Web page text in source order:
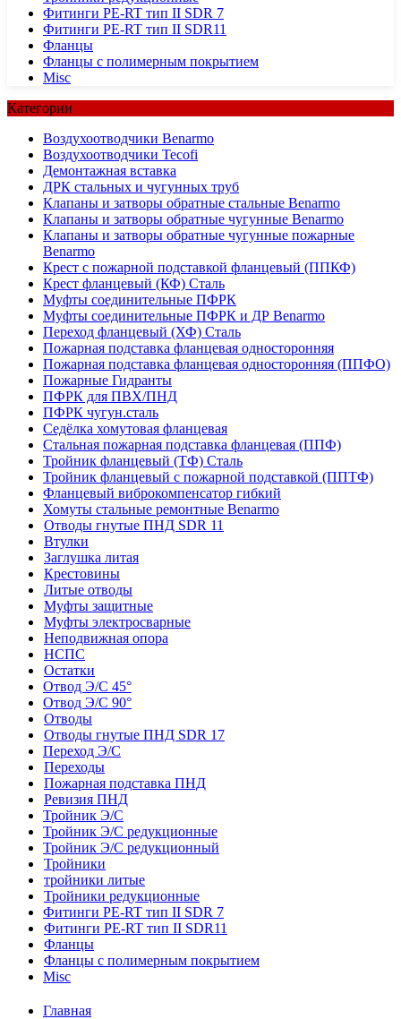
Фитинги PE-RT тип II SDR 7
Фитинги PE-RT тип II SDR11
Фланцы
Фланцы с полимерным покрытием
Misc
Категории
Воздухоотводчики Benarmo
Воздухоотводчики Tecofi
Демонтажная вставка
ДРК стальных и чугунных труб
Клапаны и затворы обратные стальные Benarmo
Клапаны и затворы обратные чугунные Benarmo
Клапаны и затворы обратные чугунные пожарные
Benarmo
Крест с пожарной подставкой фланцевый (ППКФ)
Крест фланцевый (КФ) Сталь
Муфты соединительные ПФРК
Муфты соединительные ПФРК и ДР Benarmo
Переход фланцевый (ХФ) Сталь
Пожарная подставка фланцевая односторонняя
Пожарная подставка фланцевая односторонняя (ППФО)
Пожарные Гидранты
ПФРК для ПВХ/ПНД
ПФРК чугун.сталь
Седёлка хомутовая фланцевая
Стальная пожарная подставка фланцевая (ППФ)
Тройник фланцевый (ТФ) Сталь
Тройник фланцевый с пожарной подставкой (ППТФ)
Фланцевый виброкомпенсатор гибкий
Хомуты стальные ремонтные Benarmo
Отводы гнутые ПНД SDR 11
Втулки
Заглушка литая
Крестовины
Литые отводы
Муфты защитные
Муфты электросварные
Неподвижная опора
НСПС
Остатки
Отвод Э/С 45°
Отвод Э/С 90°
Отводы
Отводы гнутые ПНД SDR 17
Переход Э/С
Переходы
Пожарная подставка ПНД
Ревизия ПНД
Тройник Э/С
Тройник Э/С редукционные
Тройник Э/С редукционный
Тройники
тройники литые
Тройники редукционные
Фитинги PE-RT тип II SDR 7
Фитинги PE-RT тип II SDR11
Фланцы
Фланцы с полимерным покрытием
Misc
Главная